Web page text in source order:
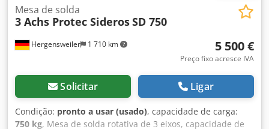
Hergensweiler 1 710 km
Mesa de solda
3 Achs Protec SiderosSD 750
5 500 €
Preço fixo acresce IVA
Solicitar Ligar
Condição: pronto a usar (usado), capacidade de carga:
750 kg, Mesa de solda rotativa de 3 eixos, capacidade de